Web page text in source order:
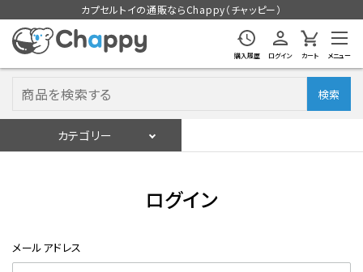
カプセルトイの通販ならChappy（チャッピー）
購入履歴 ログイン カート メニュー
検索
カテゴリー
入荷スケジュールをチェック
ログイン
メールアドレス